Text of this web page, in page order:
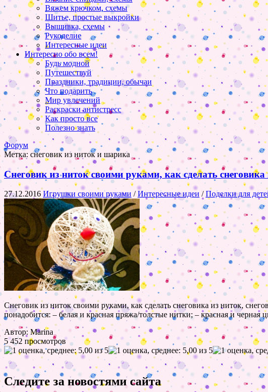
Вяжем крючком, схемы
Шитье, простые выкройки
Вышивка, схемы
Рукоделие
Интересные идеи
Интересно обо всем!
Будь модной
Путешествуй
Праздники, традиции, обычаи
Что подарить
Мир увлечений
Раскраски антистресс
Как просто все
Полезно знать
Форум
Метка: снеговик из ниток и шарика
Снеговик из ниток своими руками, как сделать
27.12.2016 Игрушки своими руками /Интересные идеи /Поделки для
Снеговик из ниток своими руками, как сделать снеговика из ниток,
понадобится: – белая и красная пряжа/толстые нитки; – красная и
Автор: Marina
5 452 просмотров
Следите за новостями сайта